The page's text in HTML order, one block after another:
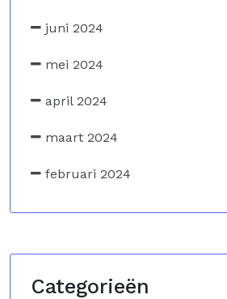
juni 2024
mei 2024
april 2024
maart 2024
februari 2024
Categorieën